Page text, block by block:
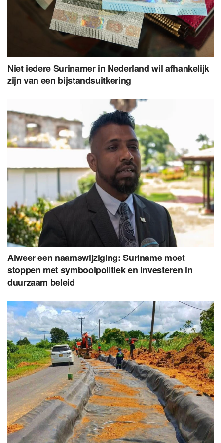
Niet iedere Surinamer in Nederland wil afhankelijk
zijn van een bijstandsuitkering
Alweer een naamswijziging: Suriname moet
stoppen met symboolpolitiek en investeren in
duurzaam beleid